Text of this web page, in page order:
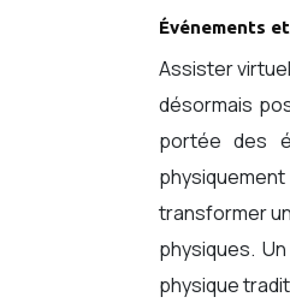
Événements
Assister
désormais
portée des
transformer
physiques.
physique